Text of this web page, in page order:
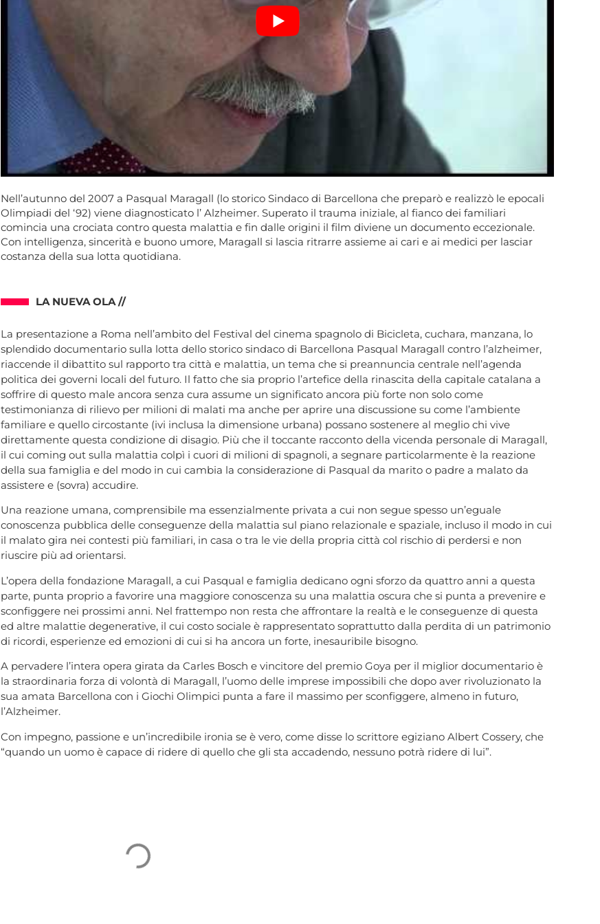
Nell’autunno del 2007 a Pasqual Maragall (lo storico Sindaco di Barcellona che preparò e realizzò le epocali
Olimpiadi del ‘92) viene diagnosticato l’ Alzheimer. Superato il trauma iniziale, al fianco dei familiari
comincia una crociata contro questa malattia e fin dalle origini il film diviene un documento eccezionale.
Con intelligenza, sincerità e buono umore, Maragall si lascia ritrarre assieme ai cari e ai medici per lasciar
costanza della sua lotta quotidiana.
LA NUEVA OLA //
La presentazione a Roma nell’ambito del Festival del cinema spagnolo di Bicicleta, cuchara, manzana, lo
splendido documentario sulla lotta dello storico sindaco di Barcellona Pasqual Maragall contro l’alzheimer,
riaccende il dibattito sul rapporto tra città e malattia, un tema che si preannuncia centrale nell’agenda
politica dei governi locali del futuro. Il fatto che sia proprio l’artefice della rinascita della capitale catalana a
soffrire di questo male ancora senza cura assume un significato ancora più forte non solo come
testimonianza di rilievo per milioni di malati ma anche per aprire una discussione su come l’ambiente
familiare e quello circostante (ivi inclusa la dimensione urbana) possano sostenere al meglio chi vive
direttamente questa condizione di disagio. Più che il toccante racconto della vicenda personale di Maragall,
il cui coming out sulla malattia colpì i cuori di milioni di spagnoli, a segnare particolarmente è la reazione
della sua famiglia e del modo in cui cambia la considerazione di Pasqual da marito o padre a malato da
assistere e (sovra) accudire.
Una reazione umana, comprensibile ma essenzialmente privata a cui non segue spesso un’eguale
conoscenza pubblica delle conseguenze della malattia sul piano relazionale e spaziale, incluso il modo in cui
il malato gira nei contesti più familiari, in casa o tra le vie della propria città col rischio di perdersi e non
riuscire più ad orientarsi.
L’opera della fondazione Maragall, a cui Pasqual e famiglia dedicano ogni sforzo da quattro anni a questa
parte, punta proprio a favorire una maggiore conoscenza su una malattia oscura che si punta a prevenire e
sconfiggere nei prossimi anni. Nel frattempo non resta che affrontare la realtà e le conseguenze di questa
ed altre malattie degenerative, il cui costo sociale è rappresentato soprattutto dalla perdita di un patrimonio
di ricordi, esperienze ed emozioni di cui si ha ancora un forte, inesauribile bisogno.
A pervadere l’intera opera girata da Carles Bosch e vincitore del premio Goya per il miglior documentario è
la straordinaria forza di volontà di Maragall, l’uomo delle imprese impossibili che dopo aver rivoluzionato la
sua amata Barcellona con i Giochi Olimpici punta a fare il massimo per sconfiggere, almeno in futuro,
l’Alzheimer.
Con impegno, passione e un’incredibile ironia se è vero, come disse lo scrittore egiziano Albert Cossery, che
“quando un uomo è capace di ridere di quello che gli sta accadendo, nessuno potrà ridere di lui”.